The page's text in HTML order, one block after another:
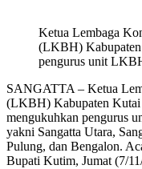
Ketua Lembaga
(LKBH)
pengurus unit
SANGATTA – Ketua
(LKBH) Kabupaten Kutai
mengukuhkan pengurus
yakni Sangatta Utara,
Pulung, dan Bengalon.
Bupati Kutim, Jumat (7/